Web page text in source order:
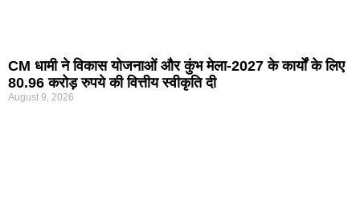
CM धामी ने विकास योजनाओं और कुंभ मेला-2027 के कार्यों के लिए
80.96 करोड़ रुपये की वित्तीय स्वीकृति दी
August 9, 2026